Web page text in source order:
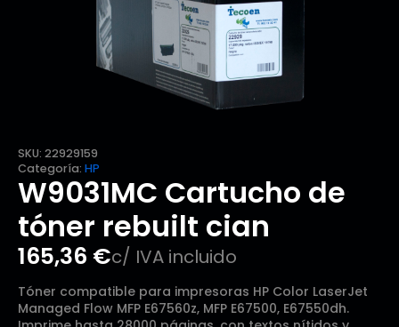
SKU: 22929159
Categoría: HP
W9031MC Cartucho de
tóner rebuilt cian
165,36 €c/ IVA incluido
Tóner compatible para impresoras HP Color LaserJet
Managed Flow MFP E67560z, MFP E67500, E67550dh.